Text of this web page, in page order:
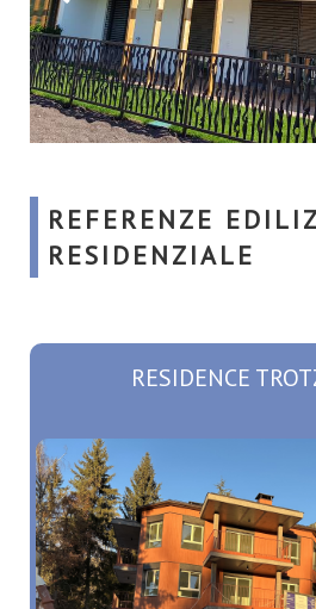
REFERENZE
RESIDENZIALE
RESIDENCE